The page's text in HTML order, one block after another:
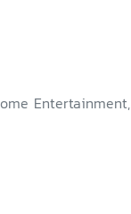
Entertainment,